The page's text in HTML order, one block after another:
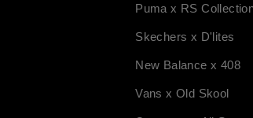
Puma x RS
Skechers x D'lites
New Balance x 408
Vans x Old Skool